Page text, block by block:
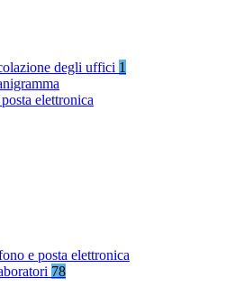
degli uffici 1
elettronica
e posta elettronica
78